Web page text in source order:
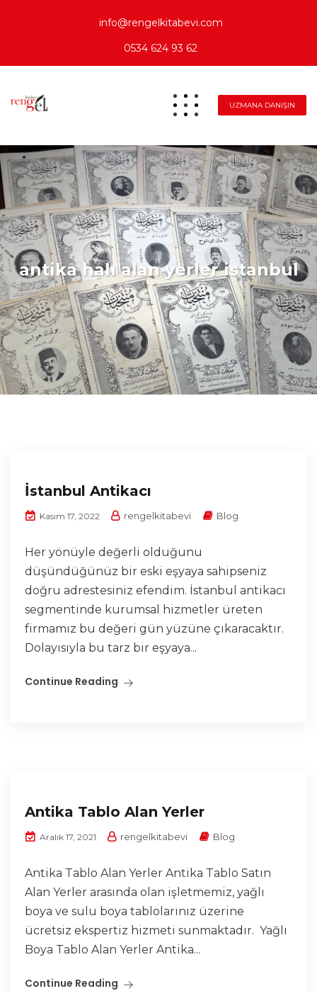
info@rengelkitabevi.com
0534 624 93 62
UZMANA DANIŞIN
antika halı alan yerler istanbul
İstanbul Antikacı
Kasım 17, 2022 rengelkitabevi Blog
Her yönüyle değerli olduğunu
düşündüğünüz bir eski eşyaya sahipseniz
doğru adrestesiniz efendim. İstanbul antikacı
segmentinde kurumsal hizmetler üreten
firmamız bu değeri gün yüzüne çıkaracaktır.
Dolayısıyla bu tarz bir eşyaya...
Continue Reading
Antika Tablo Alan Yerler
Aralık 17, 2021 rengelkitabevi Blog
Antika Tablo Alan Yerler Antika Tablo Satın
Alan Yerler arasında olan işletmemiz, yağlı
boya ve sulu boya tablolarınız üzerine
ücretsiz ekspertiz hizmeti sunmaktadır. Yağlı
Boya Tablo Alan Yerler Antika...
Continue Reading